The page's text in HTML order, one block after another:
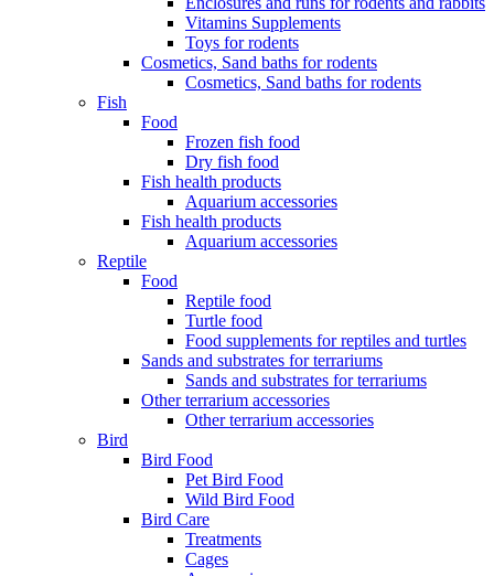
Vitamins Supplements
Toys for rodents
Cosmetics, Sand baths for rodents
Cosmetics, Sand baths for rodents
Fish
Food
Frozen fish food
Dry fish food
Fish health products
Aquarium accessories
Fish health products
Aquarium accessories
Reptile
Food
Reptile food
Turtle food
Food supplements for reptiles and turtles
Sands and substrates for terrariums
Sands and substrates for terrariums
Other terrarium accessories
Other terrarium accessories
Bird
Bird Food
Pet Bird Food
Wild Bird Food
Bird Care
Treatments
Cages